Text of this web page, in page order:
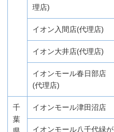
理店)
イオン入間店(代理店)
イオン大井店(代理店)
イオンモール春日部店
(代理店)
千
葉
イオンモール津田沼店
イオンモール八千代緑が